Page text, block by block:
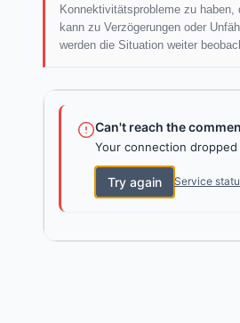
Konnektivitätsprobleme zu
kann zu Verzögerungen oder
werden die Situation weiter
Can't reach the
Your connection
Try again Service